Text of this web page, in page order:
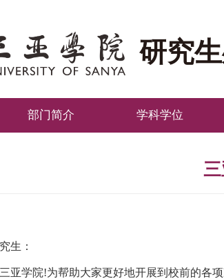
研究
部门简介 学科学位
生：
亚学院!为帮助大家更好地开展到校前的各